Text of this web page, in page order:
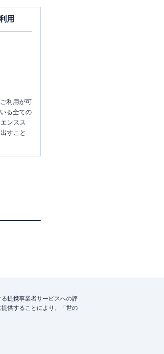
用
利用が可
る全ての
ンスス
すこと
提携事業者サービスへの評
供することにより、「世の